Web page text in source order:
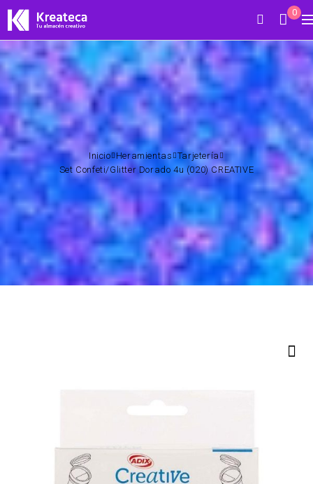
0
Inicio Heramientas Tarjetería
Set Confeti/Glitter Dorado 4u (020) CREATIVE